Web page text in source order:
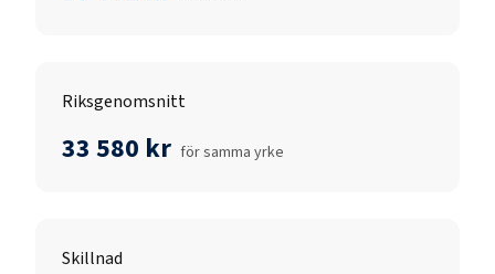
Riksgenomsnitt
33 580 kr för samma yrke
Skillnad